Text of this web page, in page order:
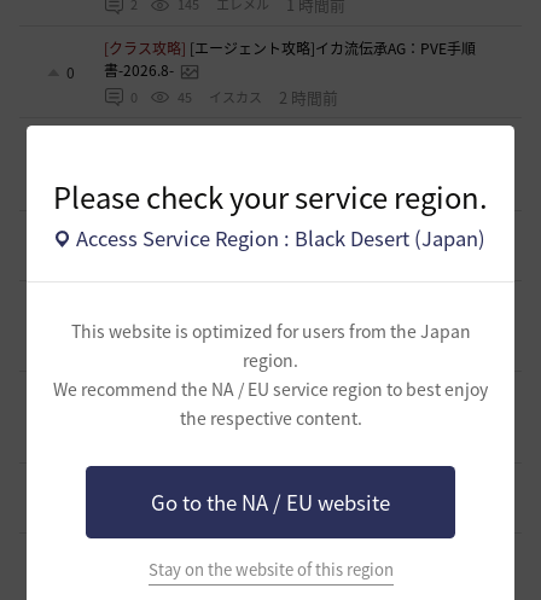
Please check your service region.
Access Service Region : Black Desert (Japan)
This website is optimized for users from the Japan
region.
We recommend the NA / EU service region to best enjoy
the respective content.
Go to the NA / EU website
Stay on the website of this region
2 145 エレメル 1 時間前
0
[クラス攻略] [エージェント攻略]イカ流伝承AG：PVE手順
書-2026.8-
0 45 イスカス 2 時間前
0 35 シャイミン-日本 2 時間前
0
[スクリーンショット／映像] 古巣の桟橋でおすまし
7
[ギルド募集]新設生活系ギルド「OneRoom」創設メンバー
75 倉葉 6 時間前
楽しくゲームライフ！